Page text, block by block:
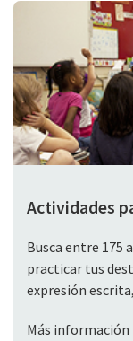
Actividades
Busca entre 175
practicar tus
expresión
Más